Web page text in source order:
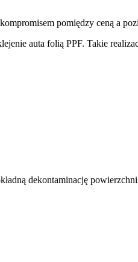
pomiędzy ceną a
auta folią PPF. Takie
dekontaminację